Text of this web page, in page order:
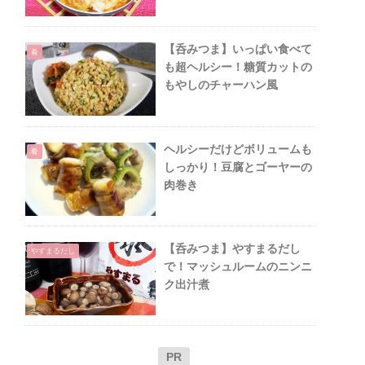
肴
【呑みつま】いっぱい食べて
も超ヘルシー！糖質カットの
もやしのチャーハン風
肴
ヘルシーだけどボリュームも
しっかり！豆腐とゴーヤーの
肉巻き
やすまるだし
【呑みつま】やすまるだし
で！マッシュルームのニンニ
ク出汁煮
PR